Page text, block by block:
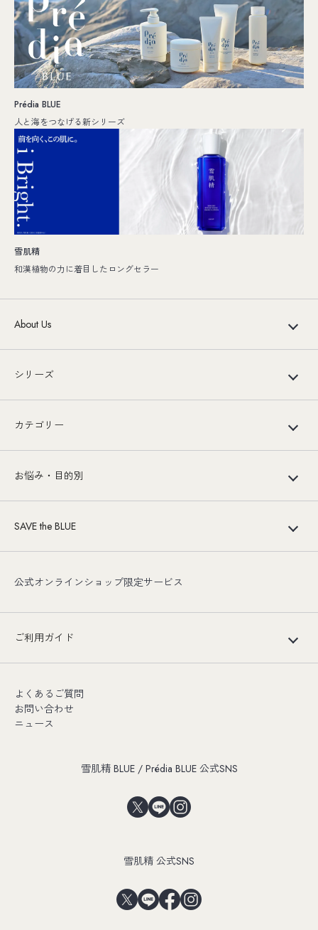
Prédia BLUE
人と海をつなげる新シリーズ
雪肌精
和漢植物の力に着目したロングセラー
About Us
シリーズ
カテゴリー
お悩み・目的別
SAVE the BLUE
公式オンラインショップ限定サービス
ご利用ガイド
よくあるご質問
お問い合わせ
ニュース
雪肌精 BLUE / Prédia BLUE 公式SNS
雪肌精 公式SNS